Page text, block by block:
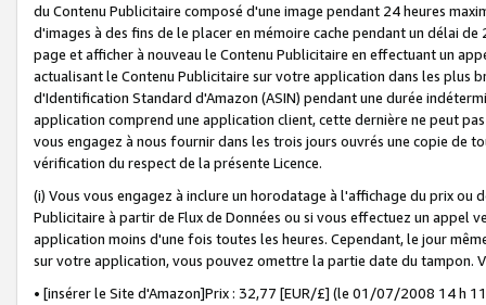
du Contenu Publicitaire composé d'une image pendant 24 heures
d'images à des fins de le placer en mémoire cache pendant un délai
page et afficher à nouveau le Contenu Publicitaire en effectuant un
actualisant le Contenu Publicitaire sur votre application dans les plus
d'Identification Standard d'Amazon (ASIN) pendant une durée
application comprend une application client, cette dernière ne peut
vous engagez à nous fournir dans les trois jours ouvrés une copie de
vérification du respect de la présente Licence.
(i) Vous vous engagez à inclure un horodatage à l'affichage du prix
Publicitaire à partir de Flux de Données ou si vous effectuez un appel
application moins d'une fois toutes les heures. Cependant, le jour
sur votre application, vous pouvez omettre la partie date du tampon.
• [insérer le Site d'Amazon]Prix : 32,77 [EUR/£] (le 01/07/2008 14 h